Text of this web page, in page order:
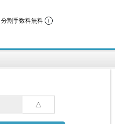
割手数料無料
△